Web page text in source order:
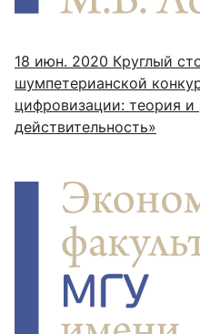
18 июн. 2020 Круглый
шумпетерианской
цифровизации: теория и
действительность»